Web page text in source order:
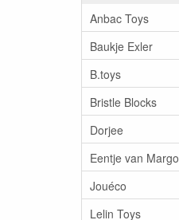
Anbac Toys
Baukje Exler
B.toys
Bristle Blocks
Dorjee
Eentje van Margo
Jouéco
Lelin Toys